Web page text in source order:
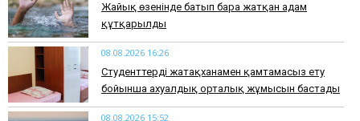
Жайық өзенінде батып бара жатқан адам
құтқарылды
08.08.2026 16:26
Студенттерді жатақханамен қамтамасыз ету
бойынша ахуалдық орталық жұмысын бастады
08.08.2026 15:52